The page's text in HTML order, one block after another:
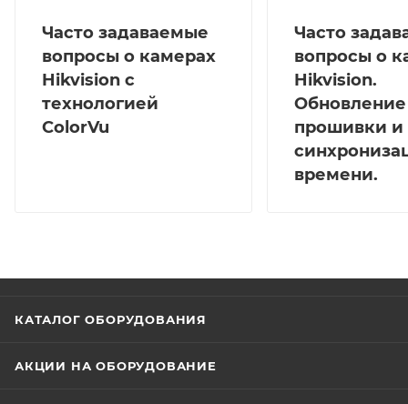
Часто задаваемые
вопросы о камерах
Hikvision с
технологией
ColorVu
Часто
вопросы о
Hikvision.
Обновление
прошивки и
времени.
КАТАЛОГ ОБОРУДОВАНИЯ
АКЦИИ НА ОБОРУДОВАНИЕ